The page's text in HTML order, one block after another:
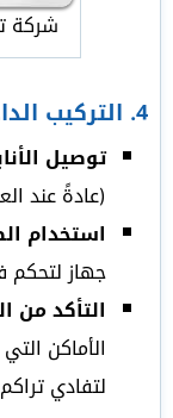
شركة
4. التركيب
توصيل
(عادةً عند
استخدام
جهاز لتحكم
التأكد من
الأماكن
لتفادي